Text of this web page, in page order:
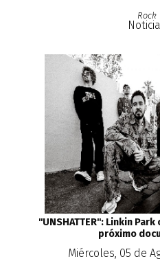
Rock
''UNSHATTER'': Linkin
próximo
Miércoles, 05 de